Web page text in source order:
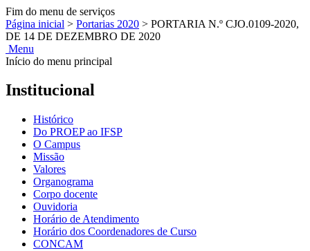
Fim do menu de serviços
Página inicial > Portarias 2020 > PORTARIA N.º CJO.0109-2020,
DE 14 DE DEZEMBRO DE 2020
Menu
Início do menu principal
Institucional
Histórico
Do PROEP ao IFSP
O Campus
Missão
Valores
Organograma
Corpo docente
Ouvidoria
Horário de Atendimento
Horário dos Coordenadores de Curso
CONCAM